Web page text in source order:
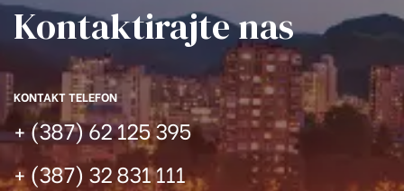
Kontaktirajte nas​
KONTAKT TELEFON
+ (387) 62 125 395
+ (387) 32 831 111